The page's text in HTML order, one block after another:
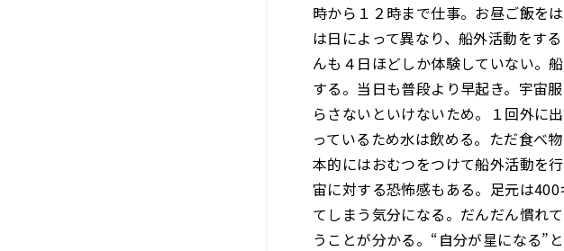
時から１２時まで仕事。お昼ご飯を
は日によって異なり、船外活動をす
んも４日ほどしか体験していない。
する。当日も普段より早起き。宇宙
らさないといけないため。１回外に
っているため水は飲める。ただ食べ
本的にはおむつをつけて船外活動を
宙に対する恐怖感もある。足元は
てしまう気分になる。だんだん慣れ
うことが分かる。“自分が星になる”